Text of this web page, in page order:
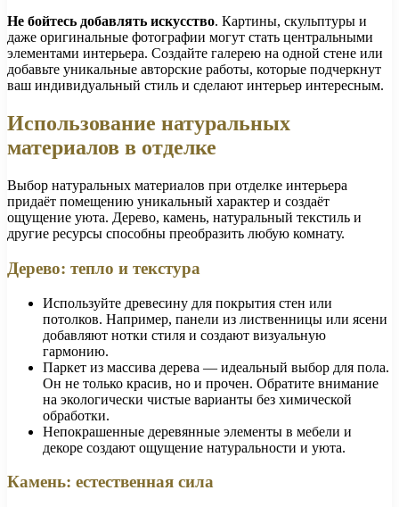
Не бойтесь добавлять искусство. Картины, скульптуры и
даже оригинальные фотографии могут стать центральными
элементами интерьера. Создайте галерею на одной стене или
добавьте уникальные авторские работы, которые подчеркнут
ваш индивидуальный стиль и сделают интерьер интересным.
Использование натуральных
материалов в отделке
Выбор натуральных материалов при отделке интерьера
придаёт помещению уникальный характер и создаёт
ощущение уюта. Дерево, камень, натуральный текстиль и
другие ресурсы способны преобразить любую комнату.
Дерево: тепло и текстура
Используйте древесину для покрытия стен или
потолков. Например, панели из лиственницы или ясени
добавляют нотки стиля и создают визуальную
гармонию.
Паркет из массива дерева — идеальный выбор для пола.
Он не только красив, но и прочен. Обратите внимание
на экологически чистые варианты без химической
обработки.
Непокрашенные деревянные элементы в мебели и
декоре создают ощущение натуральности и уюта.
Камень: естественная сила